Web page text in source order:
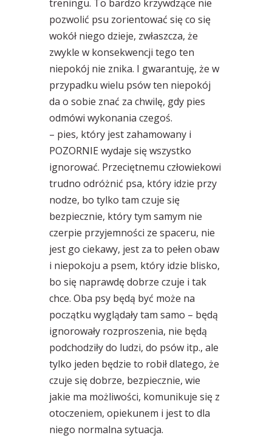
treningu. To bardzo krzywdzące nie
pozwolić psu zorientować się co się
wokół niego dzieje, zwłaszcza, że
zwykle w konsekwencji tego ten
niepokój nie znika. I gwarantuję, że w
przypadku wielu psów ten niepokój
da o sobie znać za chwilę, gdy pies
odmówi wykonania czegoś.
– pies, który jest zahamowany i
POZORNIE wydaje się wszystko
ignorować. Przeciętnemu człowiekowi
trudno odróżnić psa, który idzie przy
nodze, bo tylko tam czuje się
bezpiecznie, który tym samym nie
czerpie przyjemności ze spaceru, nie
jest go ciekawy, jest za to pełen obaw
i niepokoju a psem, który idzie blisko,
bo się naprawdę dobrze czuje i tak
chce. Oba psy będą być może na
początku wyglądały tam samo – będą
ignorowały rozproszenia, nie będą
podchodziły do ludzi, do psów itp., ale
tylko jeden będzie to robił dlatego, że
czuje się dobrze, bezpiecznie, wie
jakie ma możliwości, komunikuje się z
otoczeniem, opiekunem i jest to dla
niego normalna sytuacja.